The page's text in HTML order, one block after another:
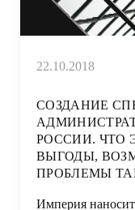
22.10.2018
СОЗДАНИЕ
РОССИИ. ЧТО
ВЫГОДЫ,
ПРОБЛЕМЫ
Империя